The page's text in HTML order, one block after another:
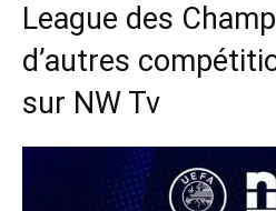
League des
d’autres
sur NW Tv